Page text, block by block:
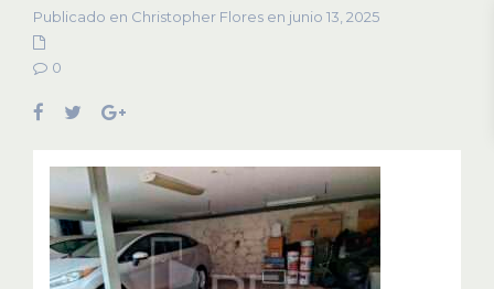
Publicado en Christopher Flores en junio 13, 2025
0